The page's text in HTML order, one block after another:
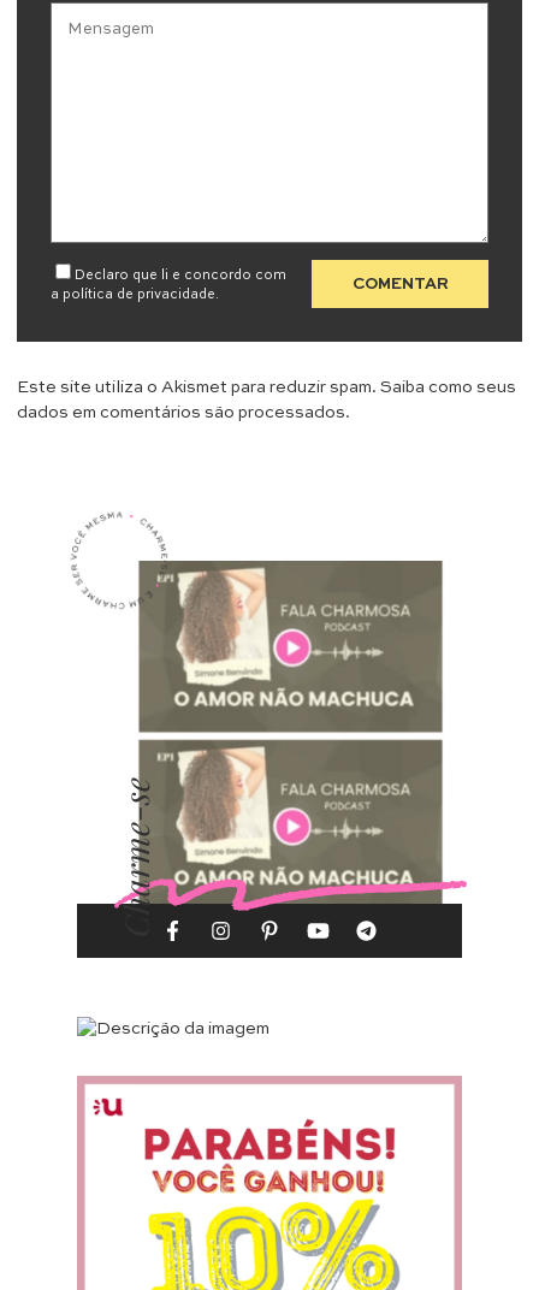
Declaro que li e concordo com
a política de privacidade.
Este site utiliza o Akismet para reduzir spam. Saiba como seus
dados em comentários são processados.
Charme-se